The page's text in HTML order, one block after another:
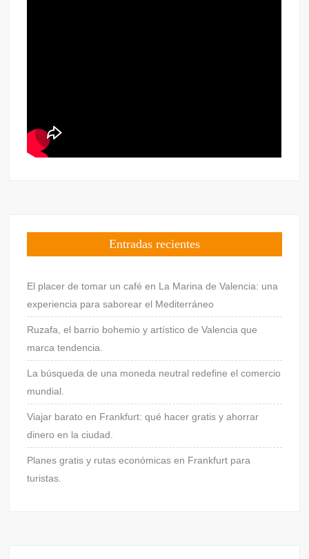
Entradas recientes
El placer de tomar un café en La Marina de Valencia: una
experiencia para saborear el Mediterráneo
Ruzafa, el barrio bohemio y artístico de Valencia que
marca tendencia.
La búsqueda de una moneda neutral redefine el comercio
mundial.
Viajar barato en Frankfurt: qué hacer gratis y ahorrar
dinero en la ciudad.
Planes gratis y rutas económicas en Frankfurt para
turistas.